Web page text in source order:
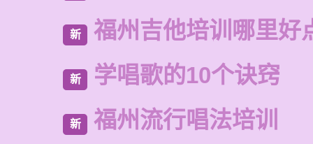
新 福州吉他培训哪里好
新 学唱歌的10个诀窍
新 福州流行唱法培训